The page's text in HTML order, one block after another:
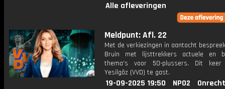
Alle afleveringen
Meldpunt: Afl. 22
Met de verkiezingen in aantocht
Bruin met lijsttrekkers actuele en
thema's voor 50-plussers. Dit
Yesilgöz (VVD) te gast.
19-09-2025 19:50 NPO2